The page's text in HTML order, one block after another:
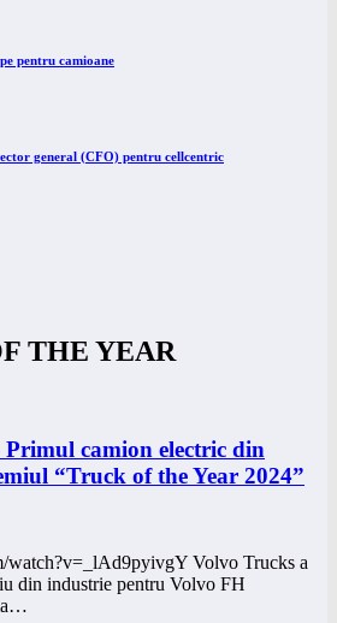
pentru camioane
general (CFO) pentru cellcentric
THE YEAR
camion electric din
“Truck of the Year 2024”
watch?v=_lAd9pyivgY Volvo Trucks a
din industrie pentru Volvo FH